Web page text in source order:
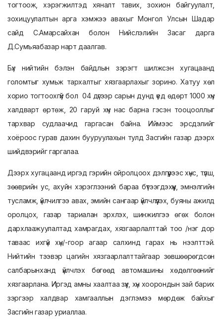
тогтоож, хэрэгжилтэд хяналт тавих, зохион байгуулалт,
зохицуулалтын арга хэмжээ авахыг Монгол Улсын Шадар
сайд С.Амарсайхан болон Нийслэлийн Засаг дарга
Д.Сумъяабазар нарт даалгав.
Бүх нийтийн бэлэн байдлын зэрэгт шилжсэн хугацаанд
голомтыг хумьж тархалтыг хязгаарлахыг зорино. Хатуу хөл
хорио тогтоохгүй бол 04 дүгээр сарын дунд үед өдөрт 1000 хүн
халдварт өртөж, 20 гаруй хүн нас барна гэсэн тооцооллыг
тархвар судлаачид гаргасан байна. Иймээс эрсдэлийг
хоёроос гурав дахин бууруулахын тулд Засгийн газар дээрх
шийдвэрийг гаргалаа.
Дээрх хугацаанд иргэд гэрийн ойролцоох дэлгүүрээс хүнс, түлш,
зөөврийн ус, ахуйн хэрэглээний бараа бүтээгдэхүүн, эмнэлгийн
тусламж, үйлчилгээ авах, эмийн сангаар үйлчлүүлэх, буяны ажилд
оролцох, газар тариалан эрхлэх, шинжилгээ өгөх болон
дархлаажуулалтад хамрагдах, хязгаарлалттай тоо /нэг дор
таваас ихгүй хүн/-гоор агаар салхинд гарах нь нээлттэй.
Нийтийн тээвэр цагийн хязгаарлалттайгаар зөвшөөрөгдсөн
салбарынханд үйлчлэх бөгөөд автомашины хөдөлгөөнийг
хязгаарлана. Иргэд амны хаалтаа зүүх, хүн хоорондын зай барих
зэргээр халдвар хамгааллын дэглэмээ мөрдөж байхыг
Засгийн газар уриаллаа.